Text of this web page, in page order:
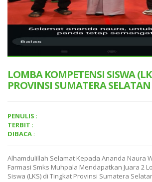
LOMBA KOMPETENSI SISWA
PROVINSI SUMATERA SELATAN
PENULIS :
TERBIT :
DIBACA :
Alhamdulillah Selamat Kepada Ananda Naura
Farmasi Smks Muhpala Mendapatkan Juara 2
Siswa (LKS) di Tingkat Provinsi Sumatera